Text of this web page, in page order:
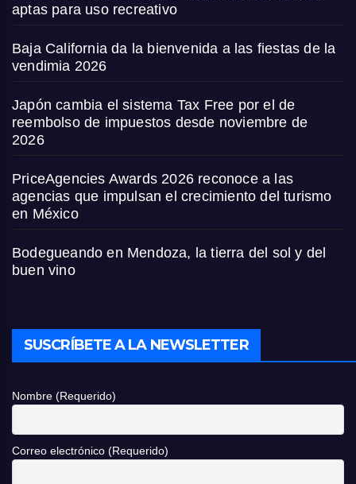
aptas para uso recreativo
Baja California da la bienvenida a las fiestas de la
vendimia 2026
Japón cambia el sistema Tax Free por el de
reembolso de impuestos desde noviembre de
2026
PriceAgencies Awards 2026 reconoce a las
agencias que impulsan el crecimiento del turismo
en México
Bodegueando en Mendoza, la tierra del sol y del
buen vino
SUSCRÍBETE A LA NEWSLETTER
Nombre (Requerido)
Correo electrónico (Requerido)